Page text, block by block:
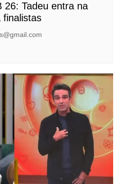
26: Tadeu entra na
finalistas